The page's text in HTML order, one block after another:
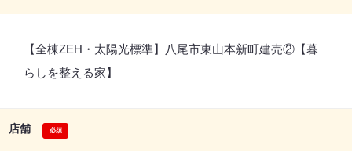
【全棟ZEH・太陽光標準】八尾市東山本新町建売②【暮
らしを整える家】
店舗